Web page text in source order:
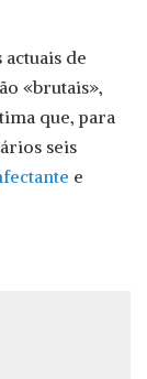
actuais de
«brutais»,
que, para
seis
e